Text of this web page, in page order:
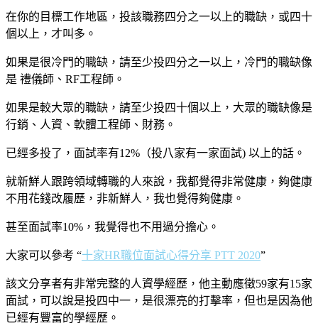
在你的目標工作地區，投該職務四分之一以上的職缺，或四十
個以上，才叫多。
如果是很冷門的職缺，請至少投四分之一以上，冷門的職缺像
是 禮儀師、RF工程師。
如果是較大眾的職缺，請至少投四十個以上，大眾的職缺像是
行銷、人資、軟體工程師、財務。
已經多投了，面試率有12%（投八家有一家面試) 以上的話。
就新鮮人跟跨領域轉職的人來說，我都覺得非常健康，夠健康
不用花錢改履歷，非新鮮人，我也覺得夠健康。
甚至面試率10%，我覺得也不用過分擔心。
大家可以參考 “十家HR職位面試心得分享 PTT 2020”
該文分享者有非常完整的人資學經歷，他主動應徵59家有15家
面試，可以說是投四中一，是很漂亮的打擊率，但也是因為他
已經有豐富的學經歷。